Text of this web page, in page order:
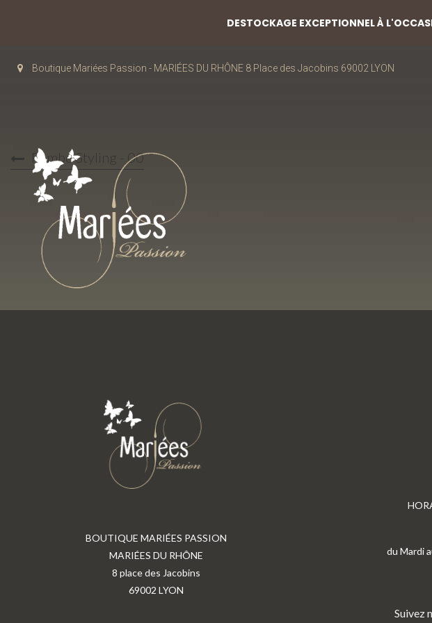
Boutique Mariées Passion - MARIÉES DU RHÔNE 8 Place des Jacobins 69002 LYON
Rembo Styling - 00
BOUTIQUE MARIÉES PASSION
MARIÉES DU RHÔNE
8 place des Jacobins
69002 LYON
du Mardi
Suivez
DESTOCKAGE EXCEPTIONNEL À